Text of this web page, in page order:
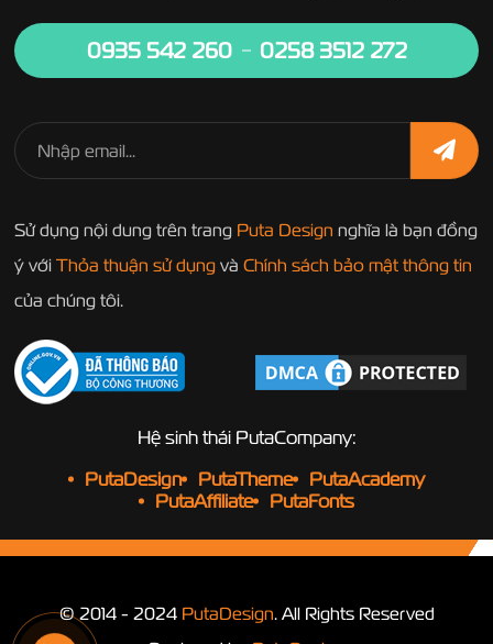
0935 542 260 0258 3512 272
Sử dụng nội dung trên trang Puta Design nghĩa là bạn đồng
ý với Thỏa thuận sử dụngvà Chính sách bảo mật thông tin
của chúng tôi.
Hệ sinh thái PutaCompany:
PutaDesign
PutaTheme
PutaAcademy
PutaAffiliate
PutaFonts
© 2014 - 2024 PutaDesign. All Rights Reserved